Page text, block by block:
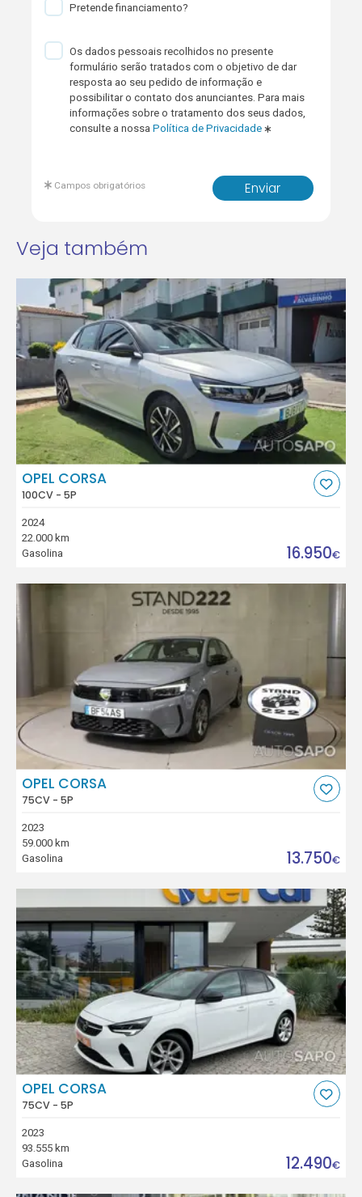
Pretende financiamento?
Os dados pessoais recolhidos no presente
formulário serão tratados com o objetivo de dar
resposta ao seu pedido de informação e
possibilitar o contato dos anunciantes. Para mais
informações sobre o tratamento dos seus dados,
consulte a nossaPolítica de Privacidade
Enviar
Campos obrigatórios
Veja também
OPEL CORSA
100CV - 5P
2024
22.000 km
Gasolina
16.950€
OPEL CORSA
75CV - 5P
2023
59.000 km
Gasolina
13.750€
OPEL CORSA
75CV - 5P
2023
93.555 km
Gasolina
12.490€